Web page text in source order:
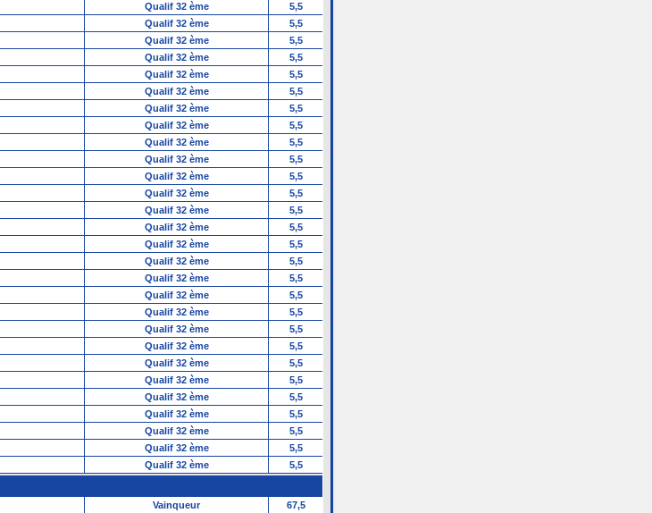
Qualif 32 ème
5,5
Qualif 32 ème
5,5
Qualif 32 ème
5,5
Qualif 32 ème
5,5
Qualif 32 ème
5,5
Qualif 32 ème
5,5
Qualif 32 ème
5,5
Qualif 32 ème
5,5
Qualif 32 ème
5,5
Qualif 32 ème
5,5
Qualif 32 ème
5,5
Qualif 32 ème
5,5
Qualif 32 ème
5,5
Qualif 32 ème
5,5
Qualif 32 ème
5,5
Qualif 32 ème
5,5
Qualif 32 ème
5,5
Qualif 32 ème
5,5
Qualif 32 ème
5,5
Qualif 32 ème
5,5
Qualif 32 ème
5,5
Qualif 32 ème
5,5
Qualif 32 ème
5,5
Qualif 32 ème
5,5
Qualif 32 ème
5,5
Qualif 32 ème
5,5
Qualif 32 ème
5,5
Qualif 32 ème 5,5
Vainqueur 67,5